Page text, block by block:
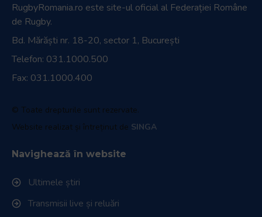
RugbyRomania.ro este site-ul oficial al Federației Române
de Rugby.
Bd. Mărăști nr. 18-20, sector 1, București
Telefon: 031.1000.500
Fax: 031.1000.400
© Toate drepturile sunt rezervate.
Website realizat și întreținut de SINGA
Navighează în website
Ultimele știri
Transmisii live și reluări